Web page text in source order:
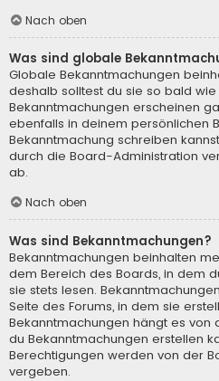
Nach oben
Was sind globale
Globale Bekanntmachungen
deshalb solltest du sie so bald
Bekanntmachungen erscheinen
ebenfalls in deinem persönlichen
Bekanntmachung schreiben
durch die Board-Administration
ab.
Nach oben
Was sind Bekanntmachungen?
Bekanntmachungen beinhalten
dem Bereich des Boards, in dem
sie stets lesen.
Seite des Forums, in dem sie
Bekanntmachungen hängt es von
du Bekanntmachungen erstellen
Berechtigungen werden von der
vergeben.